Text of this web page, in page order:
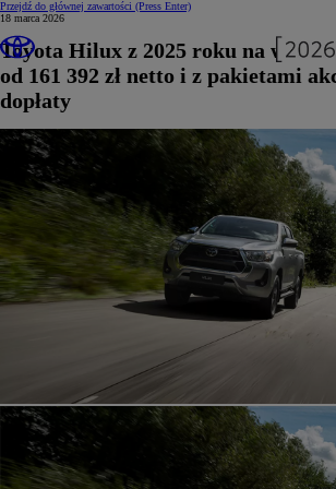
Przejdź do głównej zawartości (Press Enter)
18 marca 2026
Toyota Hilux z 2025 roku na
od 161 392 zł netto i z pakietami
dopłaty